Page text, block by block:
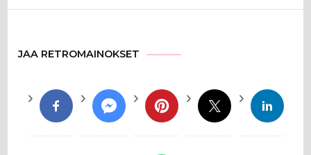
JAA RETROMAINOKSET